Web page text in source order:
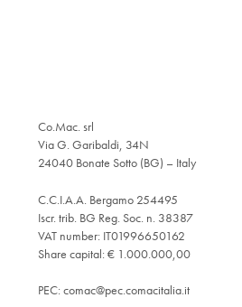
Co.Mac. srl
Via G. Garibaldi, 34N
24040 Bonate Sotto (BG) – Italy
C.C.I.A.A. Bergamo 254495
Iscr. trib. BG Reg. Soc. n. 38387
VAT number: IT01996650162
Share capital: € 1.000.000,00
PEC: comac@pec.comacitalia.it